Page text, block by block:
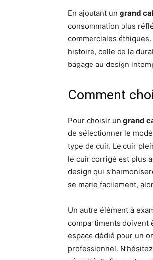
En ajoutant un grand
consommation plus
commerciales
histoire, celle de la
bagage au design
Comment
Pour choisir un grand
de sélectionner le
type de cuir. Le cuir
le cuir corrigé est plus
design qui
se marie facilement,
Un autre élément à
compartiments doivent
espace dédié pour un
professionnel.